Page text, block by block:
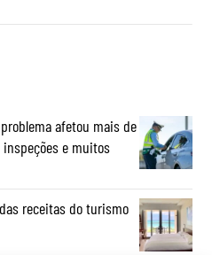
afetou mais de
inspeções e muitos
receitas do turismo